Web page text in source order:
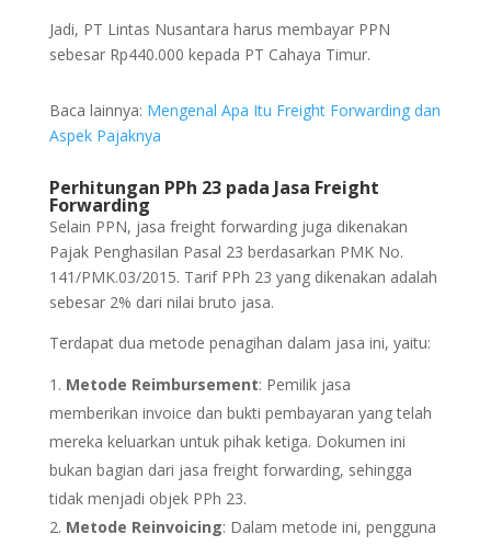
Jadi, PT Lintas Nusantara harus membayar PPN
sebesar Rp440.000 kepada PT Cahaya Timur.
Baca lainnya: Mengenal Apa Itu Freight Forwarding dan
Aspek Pajaknya
Perhitungan PPh 23 pada Jasa Freight
Forwarding
Selain PPN, jasa freight forwarding juga dikenakan
Pajak Penghasilan Pasal 23 berdasarkan PMK No.
141/PMK.03/2015. Tarif PPh 23 yang dikenakan adalah
sebesar 2% dari nilai bruto jasa.
Terdapat dua metode penagihan dalam jasa ini, yaitu:
Metode Reimbursement: Pemilik jasa
memberikan invoice dan bukti pembayaran yang telah
mereka keluarkan untuk pihak ketiga. Dokumen ini
bukan bagian dari jasa freight forwarding, sehingga
tidak menjadi objek PPh 23.
Metode Reinvoicing: Dalam metode ini, pengguna